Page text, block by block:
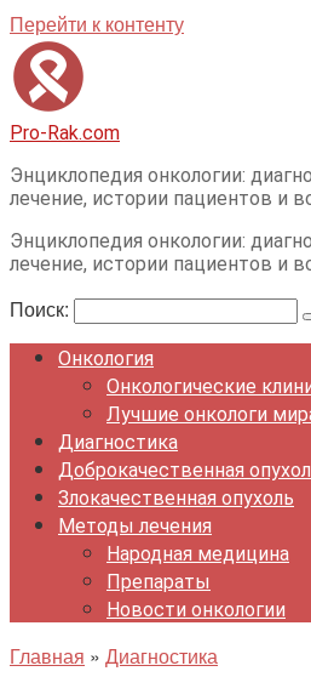
Перейти к контенту
Pro-Rak.com
Энциклопедия онкологии:
лечение, истории пациентов и
Энциклопедия онкологии:
лечение, истории пациентов и
Поиск:
Онкология
Онкологические
Лучшие онкологи
Диагностика
Доброкачественная
Злокачественная опухоль
Методы лечения
Народная медицина
Препараты
Новости онкологии
Главная » Диагностика